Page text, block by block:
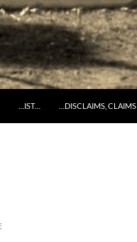
…IST… …DISCLAIMS,